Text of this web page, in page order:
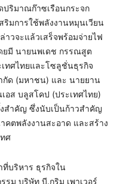
ปริมาณก๊าซเรือนกระจก
มการใช้พลังงานหมุนเวียน
าวจะแล้วเสร็จพร้อมจ่ายไฟ
มี นายนพเดช กรรณสูต
ทศไทยและโซลูชั่นธุรกิจ
กัด (มหาชน) และ นายยาน
อส บลูสโคป (ประเทศไทย)
สำคัญ ซึ่งนับเป็นก้าวสำคัญ
คตพลังงานสะอาด และสร้าง
ศ
บริหาร ธุรกิจใน
ม บริษัท บี.กริม เพาเวอร์